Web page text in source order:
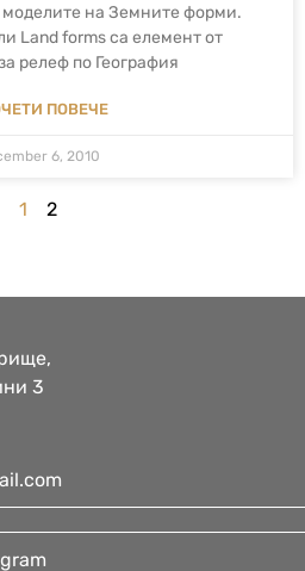
на Земните форми.
Land forms са елемент от
релеф по География
ПОВЕЧЕ
6, 2010
1 2
3